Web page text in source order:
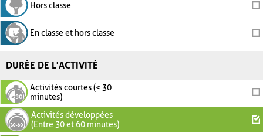
Hors classe
En classe et hors classe
DURÉE DE L'ACTIVITÉ
Activités courtes (< 30
minutes)
Activités développées
(Entre 30 et 60 minutes)